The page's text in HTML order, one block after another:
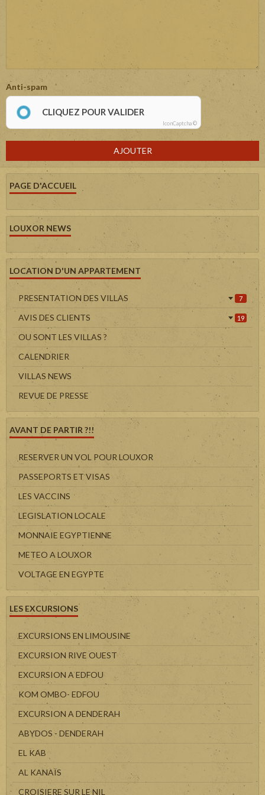
Anti-spam
CLIQUEZ POUR VALIDER
IconCaptcha ©
AJOUTER
PAGE D'ACCUEIL
LOUXOR NEWS
LOCATION D'UN APPARTEMENT
PRESENTATION DES VILLAS 7
AVIS DES CLIENTS 19
OU SONT LES VILLAS ?
CALENDRIER
VILLAS NEWS
REVUE DE PRESSE
AVANT DE PARTIR ?!!
RESERVER UN VOL POUR LOUXOR
PASSEPORTS ET VISAS
LES VACCINS
LEGISLATION LOCALE
MONNAIE EGYPTIENNE
METEO A LOUXOR
VOLTAGE EN EGYPTE
LES EXCURSIONS
EXCURSIONS EN LIMOUSINE
EXCURSION RIVE OUEST
EXCURSION A EDFOU
KOM OMBO- EDFOU
EXCURSION A DENDERAH
ABYDOS - DENDERAH
EL KAB
AL KANAÏS
CROISIERE SUR LE NIL